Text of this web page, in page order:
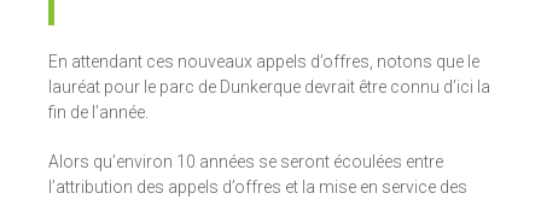
En attendant ces nouveaux appels d’offres, notons que le
lauréat pour le parc de Dunkerque devrait être connu d’ici la
fin de l’année.
Alors qu’environ 10 années se seront écoulées entre
l’attribution des appels d’offres et la mise en service des